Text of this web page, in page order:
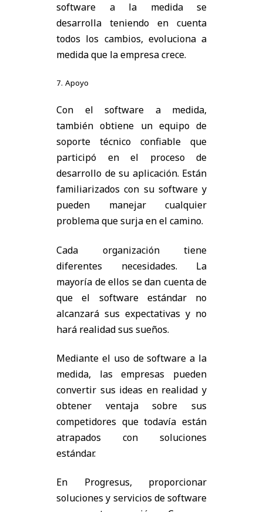
software a la medida se
desarrolla teniendo en cuenta
todos los cambios, evoluciona a
medida que la empresa crece.
7. Apoyo
Con el software a medida,
también obtiene un equipo de
soporte técnico confiable que
participó en el proceso de
desarrollo de su aplicación. Están
familiarizados con su software y
pueden manejar cualquier
problema que surja en el camino.
Cada organización tiene
diferentes necesidades. La
mayoría de ellos se dan cuenta de
que el software estándar no
alcanzará sus expectativas y no
hará realidad sus sueños.
Mediante el uso de software a la
medida, las empresas pueden
convertir sus ideas en realidad y
obtener ventaja sobre sus
competidores que todavía están
atrapados con soluciones
estándar.
En Progresus, proporcionar
soluciones y servicios de software